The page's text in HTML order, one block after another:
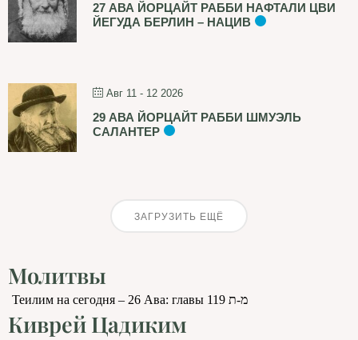
27 АВА ЙОРЦАЙТ РАББИ НАФТАЛИ ЦВИ
ЙЕГУДА БЕРЛИН – НАЦИВ
Авг 11 - 12 2026
29 АВА ЙОРЦАЙТ РАББИ ШМУЭЛЬ
САЛАНТЕР
ЗАГРУЗИТЬ ЕЩЁ
Молитвы
Теилим на сегодня – 26 Ава: главы 119 מ-ת
Киврей Цадиким